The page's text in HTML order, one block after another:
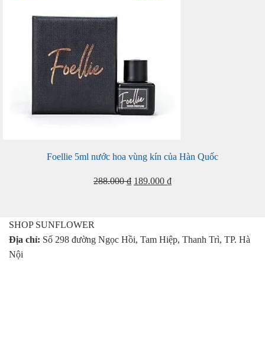
Foellie 5ml nước hoa vùng kín của Hàn Quốc
288.000₫ Giá
189.000 ₫Giá
189.000 ₫.
SHOP SUNFLOWER
Địa chỉ: Số 298 đường Ngọc Hồi, Tam Hiệp, Thanh Trì, TP. Hà
Nội